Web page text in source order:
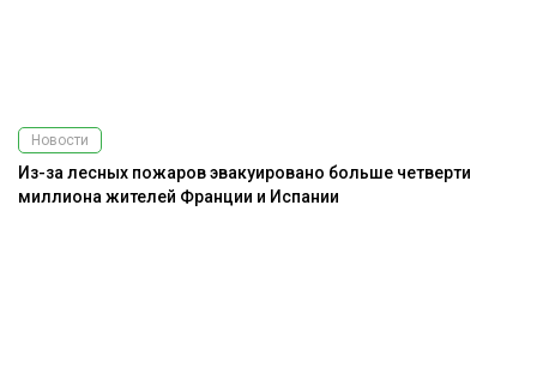
Новости
Из-за лесных пожаров эвакуировано больше четверти
миллиона жителей Франции и Испании